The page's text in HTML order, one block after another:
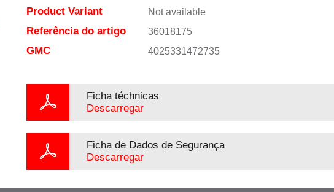
Product Variant Not available
Referência do artigo 36018175
GMC 4025331472735
Ficha téchnicas
Descarregar
Ficha de Dados de Segurança
Descarregar